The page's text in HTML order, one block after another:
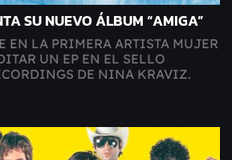
SU NUEVO ÁLBUM “AMIGA”
EN LA PRIMERA ARTISTA MUJER
UN EP EN EL SELLO
DE NINA KRAVIZ.